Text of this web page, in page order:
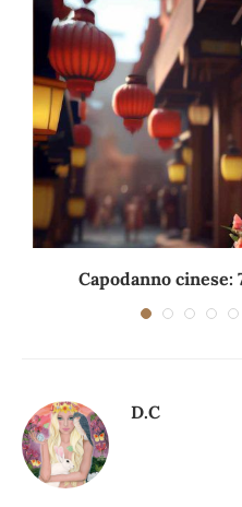
Capodanno
D.C